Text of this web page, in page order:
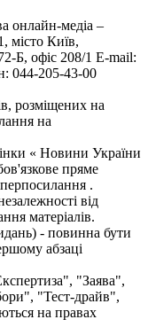
онлайн-медіа –
місто Київ,
офіс 208/1 E-mail:
044-205-43-00
розміщених на
на
« Новини України
пряме
.
від
матеріалів.
- повинна бути
абзаці
"Заява",
"Тест-драйв",
на правах